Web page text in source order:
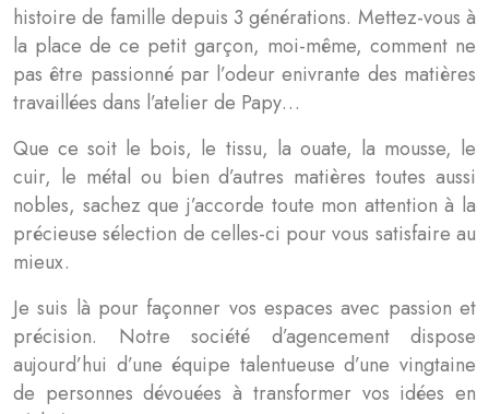
histoire de famille depuis 3 générations. Mettez-vous à
la place de ce petit garçon, moi-même, comment ne
pas être passionné par l’odeur enivrante des matières
travaillées dans l’atelier de Papy…
Que ce soit le bois, le tissu, la ouate, la mousse, le
cuir, le métal ou bien d’autres matières toutes aussi
nobles, sachez que j’accorde toute mon attention à la
précieuse sélection de celles-ci pour vous satisfaire au
mieux.
Je suis là pour façonner vos espaces avec passion et
précision. Notre société d’agencement dispose
aujourd’hui d’une équipe talentueuse d’une vingtaine
de personnes dévouées à transformer vos idées en